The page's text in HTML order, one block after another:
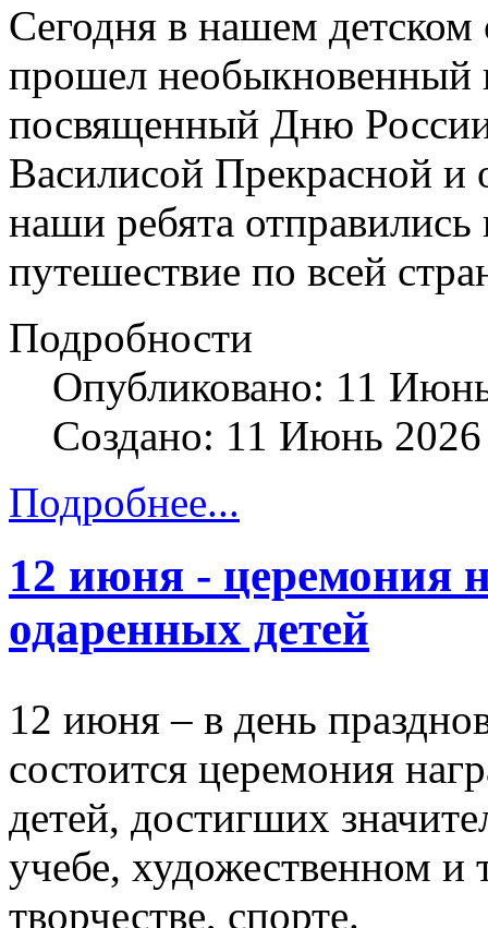
Сегодня в нашем
прошел необыкновенный
посвященный Дню
Василисой Прекрасной
наши ребята
путешествие по всей
Подробности
Опубликовано: 11
Создано: 11 Июнь 2026
Подробнее...
12 июня - церемония
одаренных детей
12 июня – в день
состоится церемония
детей, достигших
учебе, художественном и
творчестве, спорте.